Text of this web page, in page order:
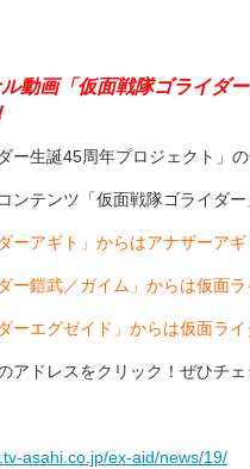
動画「仮面戦隊ゴライダ
ダー生誕45周年プロジェクト」
ンテンツ「仮面戦隊ゴライダー
ーアギト」からはアナザーアギ
ー鎧武／ガイム」からは仮面
ーエグゼイド」からは仮面ラ
アドレスをクリック！ぜひチェ
asahi.co.jp/ex-aid/news/19/